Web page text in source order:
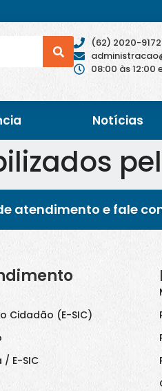
(62) 2020-9172
08:00 às 12:00
Notícias
atendimento e fale
Cidadão (E-SIC)
E-SIC